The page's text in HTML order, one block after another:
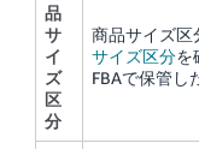
品
サ
イ
ズ
区
分
商品サイズ区
サイズ区分を
FBAで保管し